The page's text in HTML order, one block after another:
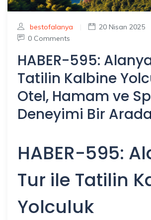
bestofalanya 20 Nisan 2025
0 Comments
HABER-595:
Tatilin Kalbine
Otel, Hamam ve
Deneyimi Bir Arada
HABER-595:
Tur ile Tatilin
Yolculuk